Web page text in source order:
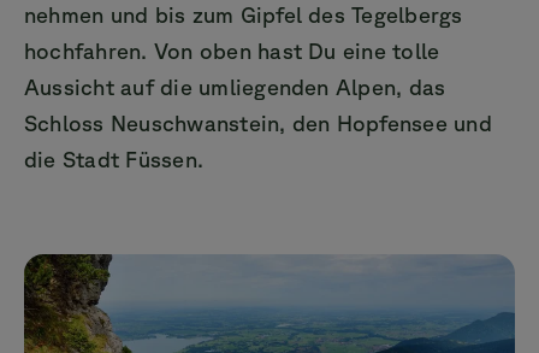
nehmen und bis zum Gipfel des Tegelbergs
hochfahren. Von oben hast Du eine tolle
Aussicht auf die umliegenden Alpen, das
Schloss Neuschwanstein, den Hopfensee und
die Stadt Füssen.